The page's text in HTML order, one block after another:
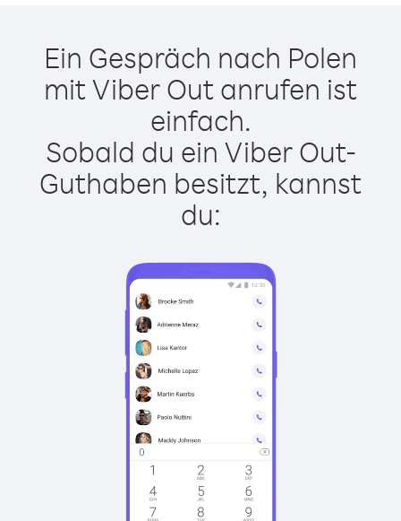
Ein Gespräch nach Polen
mit Viber Out anrufen ist
einfach.
Sobald du ein Viber Out-
Guthaben besitzt, kannst
du: